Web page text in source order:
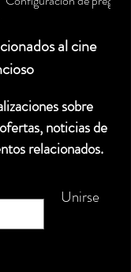
frecuente
a
momento o
categorías.
al cine
sobre
noticias de
relacionados.
Unirse